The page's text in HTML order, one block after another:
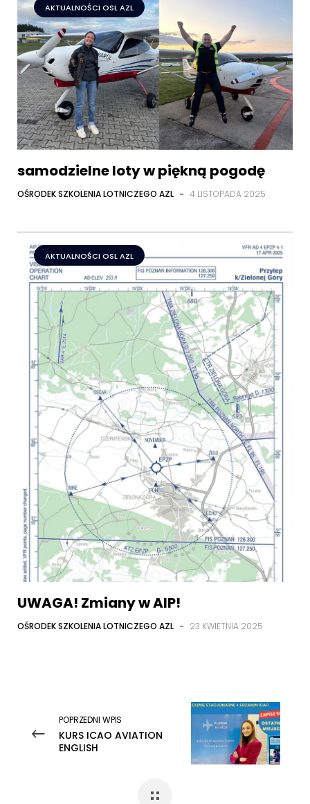
AKTUALNOŚCI OSL AZL
samodzielne loty w piękną pogodę
OŚRODEK SZKOLENIA LOTNICZEGO AZL - 4 LISTOPADA 2025
AKTUALNOŚCI OSL AZL
UWAGA! Zmiany w AIP!
OŚRODEK SZKOLENIA LOTNICZEGO AZL - 23 KWIETNIA 2025
POPRZEDNI WPIS
KURS ICAO AVIATION
ENGLISH